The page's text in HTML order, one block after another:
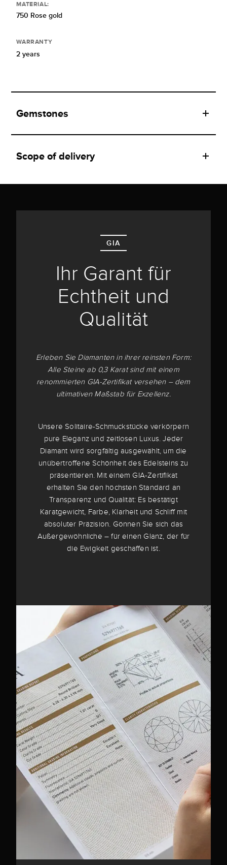
MATERIAL:
750 Rose gold
WARRANTY
2 years
Gemstones
Scope of delivery
GIA
Ihr Garant für
Echtheit und
Qualität
Erleben Sie Diamanten in ihrer reinsten Form:
Alle Steine ab 0,3 Karat sind mit einem
renommierten GIA-Zertifikat versehen – dem
ultimativen Maßstab für Exzellenz.
Unsere Solitaire-Schmuckstücke verkörpern
pure Eleganz und zeitlosen Luxus. Jeder
Diamant wird sorgfältig ausgewählt, um die
unübertroffene Schönheit des Edelsteins zu
präsentieren. Mit einem GIA-Zertifikat
erhalten Sie den höchsten Standard an
Transparenz und Qualität: Es bestätigt
Karatgewicht, Farbe, Klarheit und Schliff mit
absoluter Präzision. Gönnen Sie sich das
Außergewöhnliche – für einen Glanz, der für
die Ewigkeit geschaffen ist.